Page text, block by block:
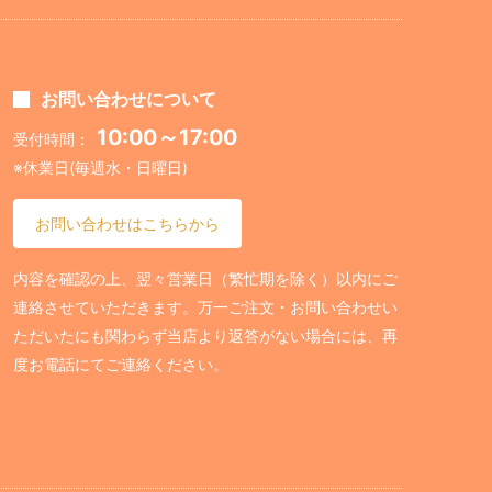
お問い合わせについて
受付時間： 10:00～17:00
※休業日(毎週水・日曜日)
お問い合わせはこちらから
内容を確認の上、翌々営業日（繁忙期を除く）以内にご
連絡させていただきます。万一ご注文・お問い合わせい
ただいたにも関わらず当店より返答がない場合には、再
度お電話にてご連絡ください。